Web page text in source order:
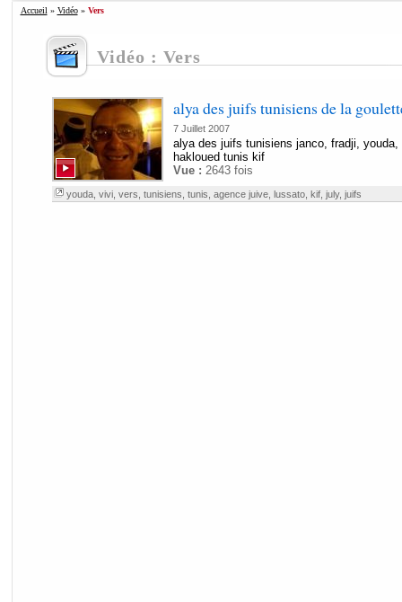
Accueil » Vidéo» Vers
Vidéo : Vers
alya des juifs tunisiens de la
7 Juillet 2007
alya des juifs tunisiens janco, fradji,
hakloued tunis kif
Vue : 2643 fois
youda, vivi, vers tunisiens tunis agence juive, lussato, kif, july, juifs